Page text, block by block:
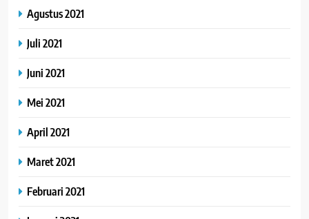
Agustus 2021
Juli 2021
Juni 2021
Mei 2021
April 2021
Maret 2021
Februari 2021